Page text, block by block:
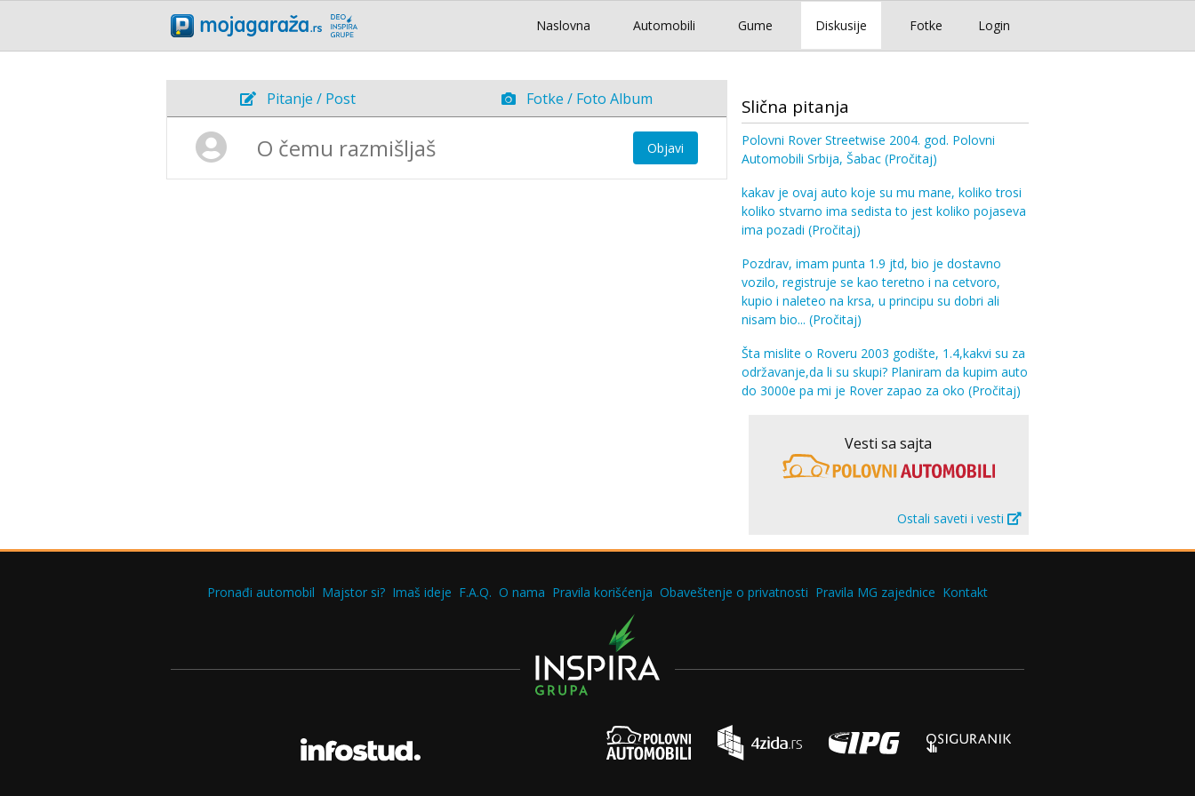
Login
Naslovna Automobili Gume Diskusije Fotke
Pitanje / Post Fotke / Foto Album
Objavi
Slična pitanja
Polovni Rover Streetwise 2004. god. Polovni
Automobili Srbija, Šabac (Pročitaj)
kakav je ovaj auto koje su mu mane, koliko trosi
koliko stvarno ima sedista to jest koliko pojaseva
ima pozadi (Pročitaj)
Pozdrav, imam punta 1.9 jtd, bio je dostavno
vozilo, registruje se kao teretno i na cetvoro,
kupio i naleteo na krsa, u principu su dobri ali
nisam bio... (Pročitaj)
Šta mislite o Roveru 2003 godište, 1.4,kakvi su za
održavanje,da li su skupi? Planiram da kupim auto
do 3000e pa mi je Rover zapao za oko (Pročitaj)
Vesti sa sajta
Ostali saveti i vesti
Pronađi automobil Majstor si? Imaš ideje F.A.Q. O nama Pravila korišćenja Obaveštenje o privatnosti Pravila MG zajednice Kontakt